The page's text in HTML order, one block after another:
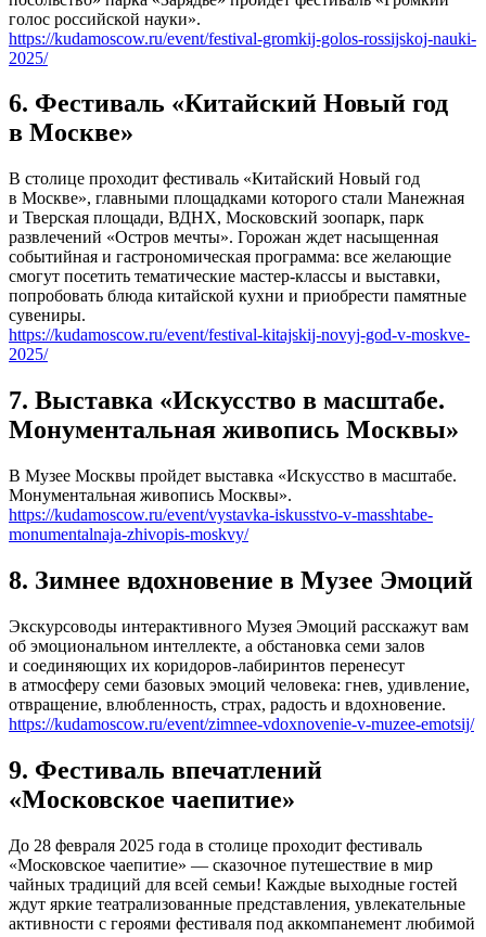
голос российской науки».
https://kudamoscow.ru/event/festival-gromkij-golos-rossijskoj-nauki-
2025/
6. Фестиваль «Китайский Новый год
в Москве»
В столице проходит фестиваль «Китайский Новый год
в Москве», главными площадками которого стали Манежная
и Тверская площади, ВДНХ, Московский зоопарк, парк
развлечений «Остров мечты». Горожан ждет насыщенная
событийная и гастрономическая программа: все желающие
смогут посетить тематические мастер-классы и выставки,
попробовать блюда китайской кухни и приобрести памятные
сувениры.
https://kudamoscow.ru/event/festival-kitajskij-novyj-god-v-moskve-
2025/
7. Выставка «Искусство в масштабе.
Монументальная живопись Москвы»
В Музее Москвы пройдет выставка «Искусство в масштабе.
Монументальная живопись Москвы».
https://kudamoscow.ru/event/vystavka-iskusstvo-v-masshtabe-
monumentalnaja-zhivopis-moskvy/
8. Зимнее вдохновение в Музее Эмоций
Экскурсоводы интерактивного Музея Эмоций расскажут вам
об эмоциональном интеллекте, а обстановка семи залов
и соединяющих их коридоров-лабиринтов перенесут
в атмосферу семи базовых эмоций человека: гнев, удивление,
отвращение, влюбленность, страх, радость и вдохновение.
https://kudamoscow.ru/event/zimnee-vdoxnovenie-v-muzee-emotsij/
9. Фестиваль впечатлений
«Московское чаепитие»
До 28 февраля 2025 года в столице проходит фестиваль
«Московское чаепитие» — сказочное путешествие в мир
чайных традиций для всей семьи! Каждые выходные гостей
ждут яркие театрализованные представления, увлекательные
активности с героями фестиваля под аккомпанемент любимой